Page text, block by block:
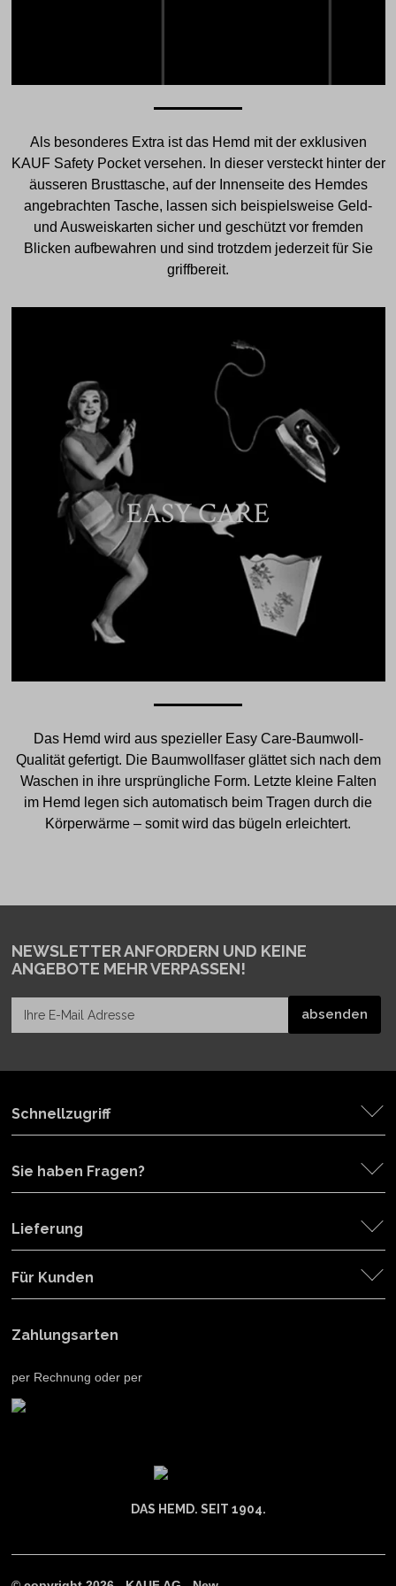
Als besonderes Extra ist das Hemd mit der exklusiven
KAUF Safety Pocket versehen. In dieser versteckt hinter der
äusseren Brusttasche, auf der Innenseite des Hemdes
angebrachten Tasche, lassen sich beispielsweise Geld-
und Ausweiskarten sicher und geschützt vor fremden
Blicken aufbewahren und sind trotzdem jederzeit für Sie
griffbereit.
EASY CARE
Das Hemd wird aus spezieller Easy Care-Baumwoll-
Qualität gefertigt. Die Baumwollfaser glättet sich nach dem
Waschen in ihre ursprüngliche Form. Letzte kleine Falten
im Hemd legen sich automatisch beim Tragen durch die
Körperwärme – somit wird das bügeln erleichtert.
NEWSLETTER ANFORDERN UND KEINE
ANGEBOTE MEHR VERPASSEN!
Schnellzugriff
Sie haben Fragen?
Lieferung
Für Kunden
Zahlungsarten
per Rechnung oder per
DAS HEMD. SEIT 1904.